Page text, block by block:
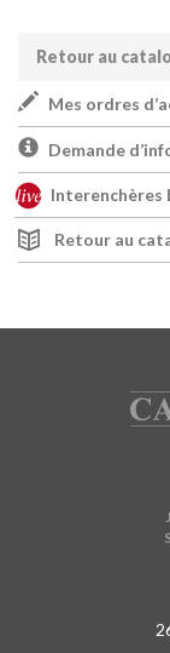
Retour au
Mes ordres
Demande
Interenchères
Retour au